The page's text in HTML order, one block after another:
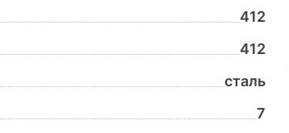
412
412
сталь
7